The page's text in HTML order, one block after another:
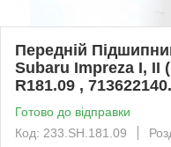
Передній
Subaru Impreza I, II
R181.09 ,
Готово до відправки
Код: 233.SH.181.09